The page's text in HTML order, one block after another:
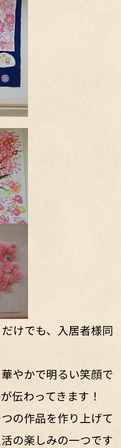
けでも、入居者様同
やかで明るい笑顔で
伝わってきます！
の作品を作り上げて
の楽しみの一つです